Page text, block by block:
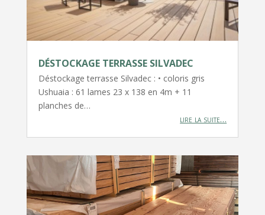
DÉSTOCKAGE TERRASSE SILVADEC
Déstockage terrasse Silvadec : • coloris gris
Ushuaia : 61 lames 23 x 138 en 4m + 11
planches de…
lire la suite…